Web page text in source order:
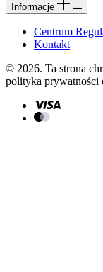
Informacje
Centrum
Kontakt
© 2026. Ta strona
polityka prywatności